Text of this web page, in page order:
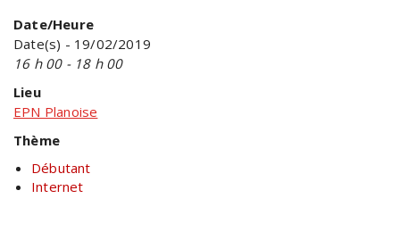
Date/Heure
Date(s) - 19/02/2019
16 h 00 - 18 h 00
Lieu
EPN Planoise
Thème
Débutant
Internet